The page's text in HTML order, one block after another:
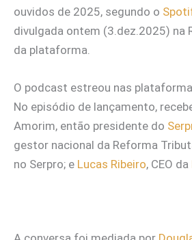
ouvidos de 2025, segundo o
divulgada ontem (3.dez.2025) na
da plataforma.
O podcast estreou nas
No episódio de lançamento,
Amorim, então presidente do
gestor nacional da Reforma
no Serpro; e Lucas Ribeiro, CEO da